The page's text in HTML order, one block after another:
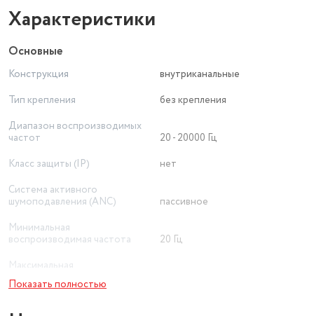
Характеристики
Основные
Конструкция
внутриканальные
Тип крепления
без крепления
Диапазон воспроизводимых
частот
20 - 20000 Гц
Класс защиты (IP)
нет
Система активного
шумоподавления (ANC)
пассивное
Минимальная
воспроизводимая частота
20 Гц
Максимальная
воспроизводимая частота
Показать полностью